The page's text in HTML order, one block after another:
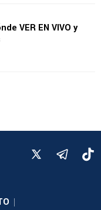
VER EN VIVO y
|